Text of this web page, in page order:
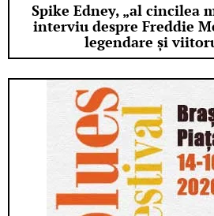
Spike Edney, „al cincilea
interviu despre Freddie
legendare și